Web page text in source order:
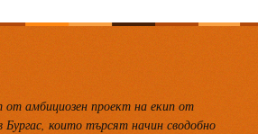
от амбициозен проект на екип от
които търсят начин сводобно